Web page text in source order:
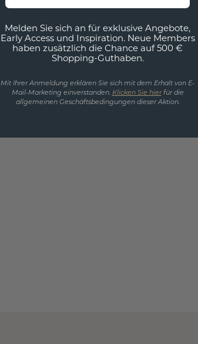
Melden Sie sich an für exklusive Angebote,
Early Access und Inspiration. Neue Members
haben zusätzlich die Chance auf 500 €
Shopping-Guthaben.
Mit Ihrer Anmeldung erklären Sie sich mit dem Erhalt von E-
Mail-Marketing einverstanden. Klicken Sie hierfür die
allgemeinen Geschäftsbedingungen dieser Aktion.